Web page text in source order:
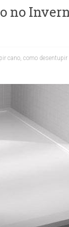
no
cano, como desentupir